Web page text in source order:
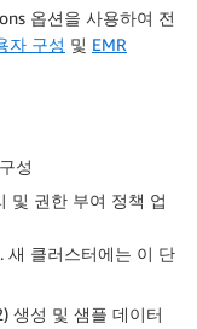
옵션을 사용하여 전
자 구성 및 EMR
성
및 권한 부여 정책 업
새 클러스터에는 이 단
생성 및 샘플 데이터